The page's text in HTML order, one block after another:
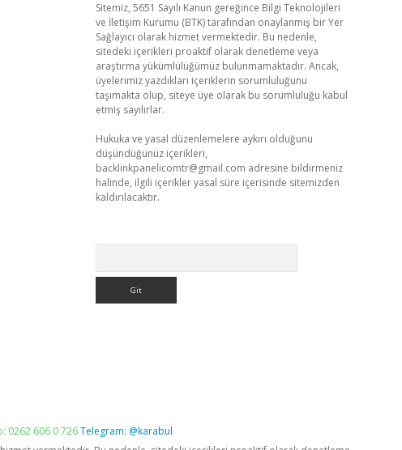
Sitemiz, 5651 Sayılı Kanun gereğince Bilgi Teknolojileri
ve İletişim Kurumu (BTK) tarafından onaylanmış bir Yer
Sağlayıcı olarak hizmet vermektedir. Bu nedenle,
sitedeki içerikleri proaktif olarak denetleme veya
araştırma yükümlülüğümüz bulunmamaktadır. Ancak,
üyelerimiz yazdıkları içeriklerin sorumluluğunu
taşımakta olup, siteye üye olarak bu sorumluluğu kabul
etmiş sayılırlar.
Hukuka ve yasal düzenlemelere aykırı olduğunu
düşündüğünüz içerikleri,
backlinkpanelicomtr@gmail.com adresine bildirmeniz
halinde, ilgili içerikler yasal süre içerisinde sitemizden
kaldırılacaktır.
0262 606 0 726Telegram: @karabul